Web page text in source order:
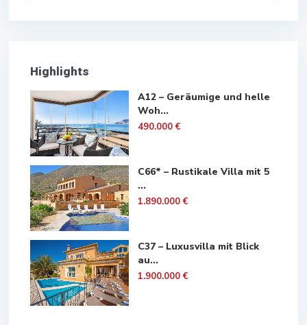
Highlights
A12 – Geräumige und helle
Woh...
490.000 €
C66* – Rustikale Villa mit 5
...
1.890.000 €
C37 – Luxusvilla mit Blick
au...
1.900.000 €